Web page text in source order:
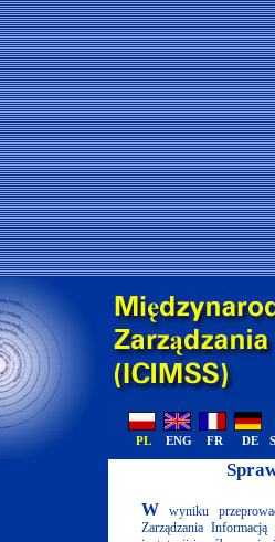
PL ENG FR DE
W wyniku
Zarządzania